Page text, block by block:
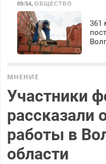
Набережная День
80-летие Победы
09:54, ОБЩЕСТВО
361
МНЕНИЕ
Участники
рассказали
работы в
области